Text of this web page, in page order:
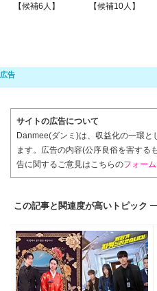
【候補6人】
【候補10人】
サイトの広告について
Danmee(ダンミ)は、収益化の一環と
ます。広告の内容(公序良俗を害する
告に関するご意見はこちらのフォーム
この記事と関連度が高いトピック